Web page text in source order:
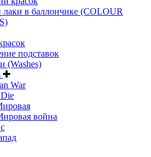
лаки в баллончике (COLOUR
подставок
(Washes)
War
война